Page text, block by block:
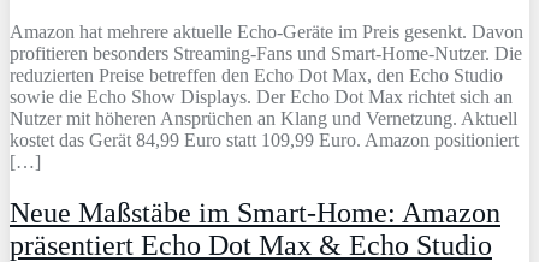
Amazon hat mehrere aktuelle Echo‑Geräte im Preis gesenkt. Davon
profitieren besonders Streaming‑Fans und Smart‑Home‑Nutzer. Die
reduzierten Preise betreffen den Echo Dot Max, den Echo Studio
sowie die Echo Show Displays. Der Echo Dot Max richtet sich an
Nutzer mit höheren Ansprüchen an Klang und Vernetzung. Aktuell
kostet das Gerät 84,99 Euro statt 109,99 Euro. Amazon positioniert
[…]
Neue Maßstäbe im Smart-Home: Amazon
präsentiert Echo Dot Max & Echo Studio